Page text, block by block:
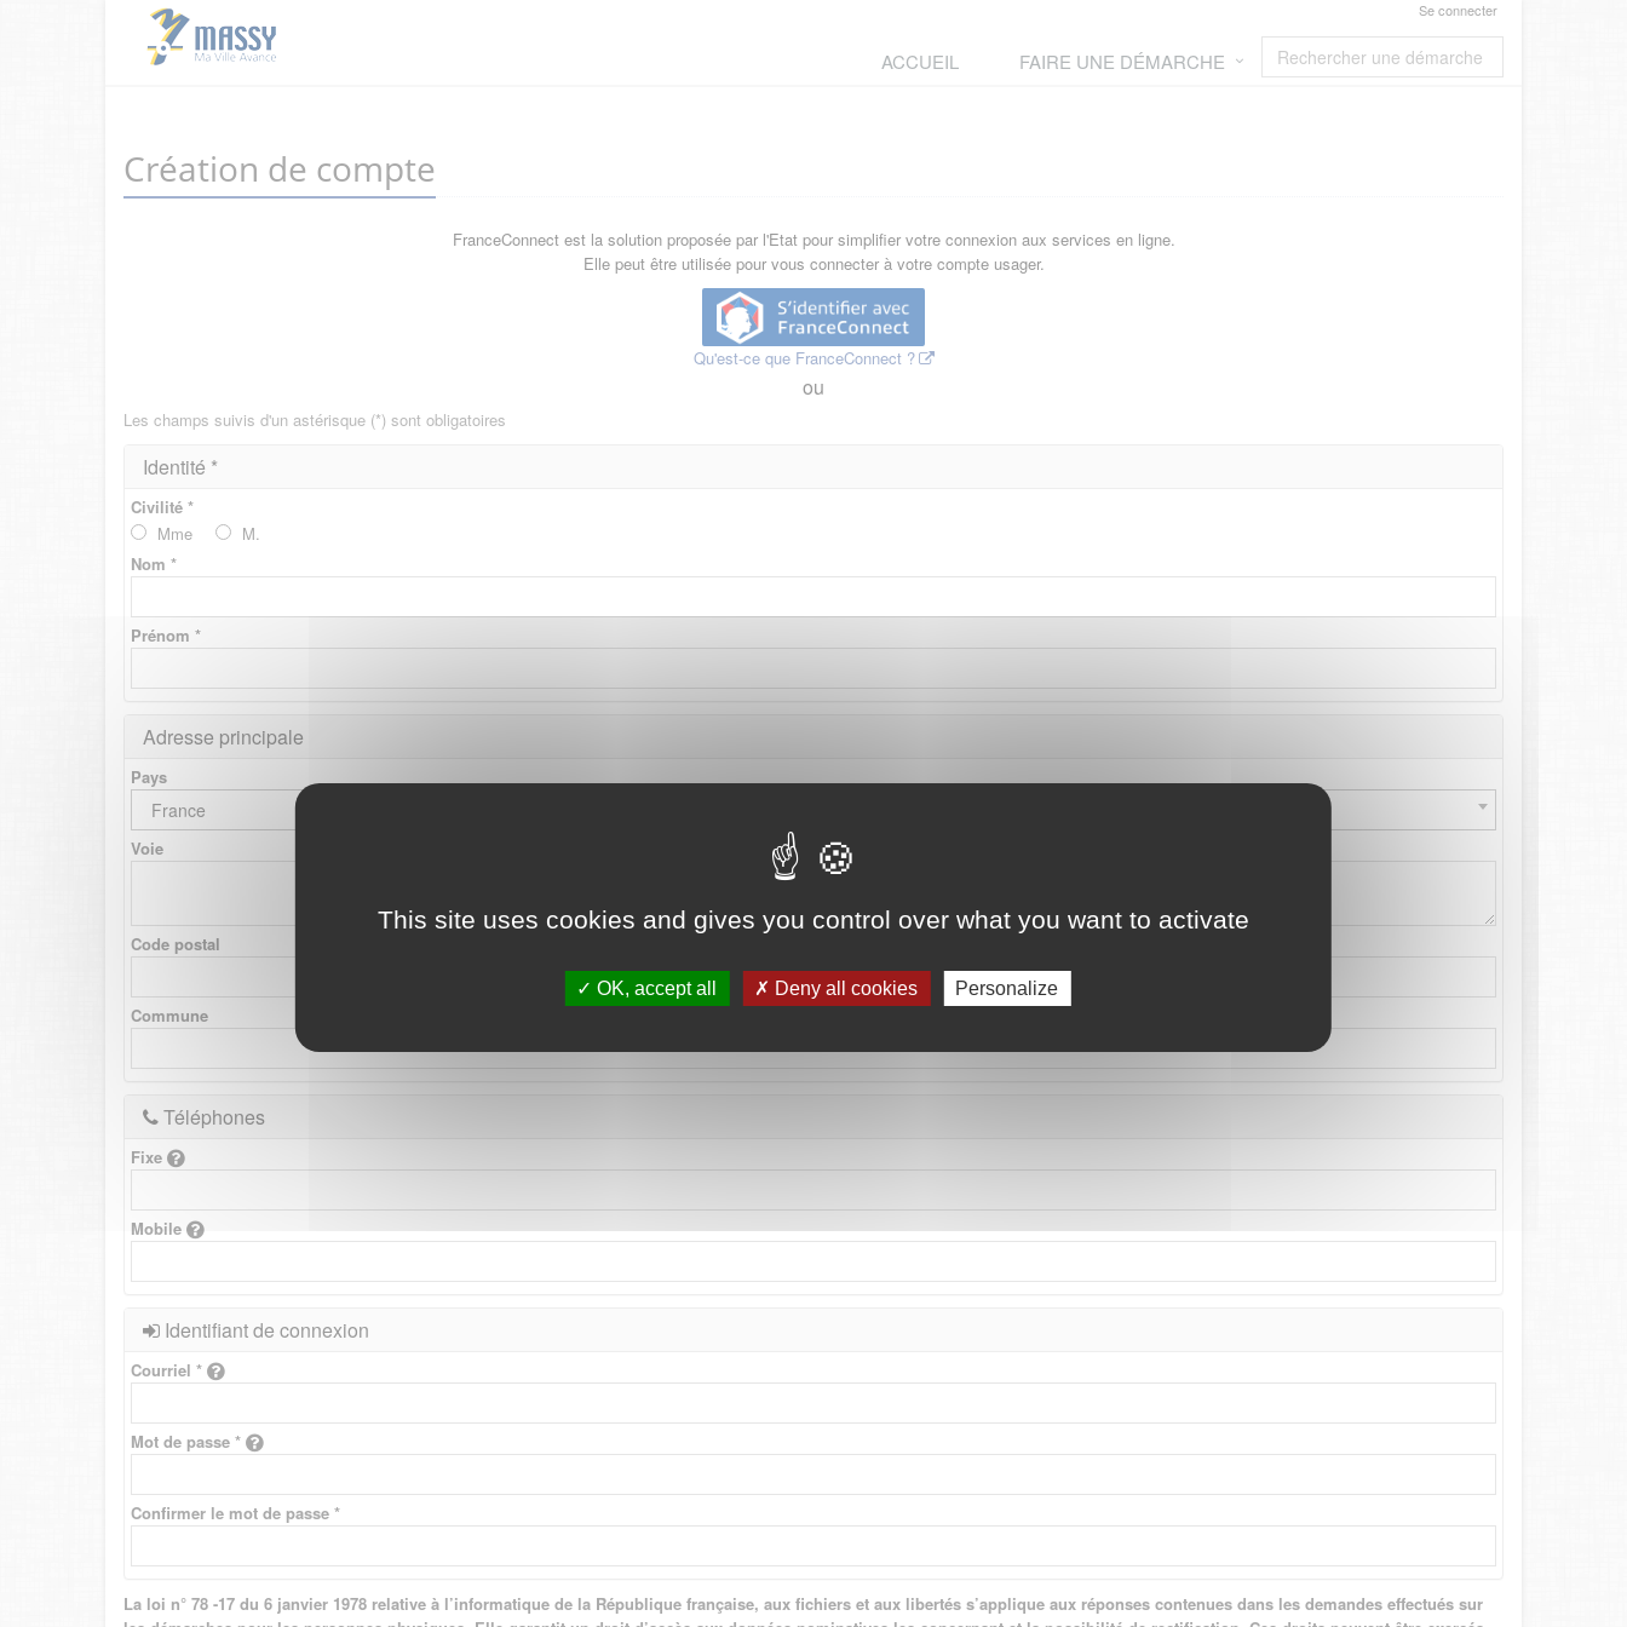
Se connecter
ACCUEIL FAIRE UNE DÉMARCHE
Création de compte
FranceConnect est la solution proposée par l'Etat pour simplifier votre connexion aux services en ligne.
Elle peut être utilisée pour vous connecter à votre compte usager.
Qu'est-ce que FranceConnect ?
ou
Les champs suivis d'un astérisque (*) sont obligatoires
Identité *
Civilité *
Mme
M.
Nom *
Prénom *
Adresse principale
Pays
France
Voie
Code postal
Commune
Téléphones
Fixe
Mobile
Identifiant de connexion
Courriel *
Mot de passe *
Confirmer le mot de passe *
La loi n° 78 -17 du 6 janvier 1978 relative à l’informatique de la République française, aux fichiers et aux libertés s’applique aux réponses contenues dans les demandes effectués sur
This site uses cookies and gives you control over what you want to activate
OK, accept all Deny all cookies Personalize